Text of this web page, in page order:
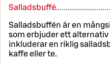
Salladsbuffé
Salladsbuffén är en
som erbjuder ett
inkluderar en riklig
kaffe eller te.